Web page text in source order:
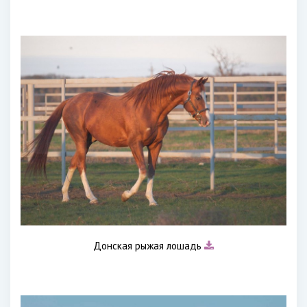
Донская рыжая лошадь